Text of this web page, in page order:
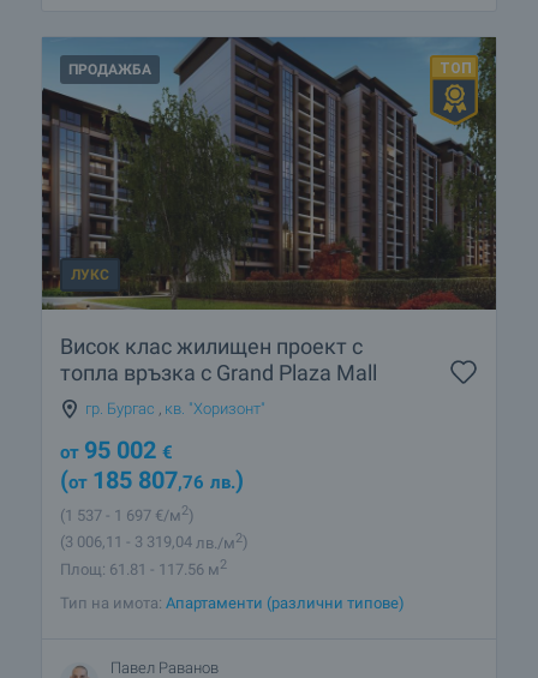
ПРОДАЖБА
ЛУКС
Висок клас жилищен проект с
топла връзка с Grand Plaza Mall
гр. Бургас кв. "Хоризонт"
от 95 002 €
(от 185 807,76 лв.)
(1 537 - 1 697 €/м2)
(3 006,11 - 3 319,04 лв./м2)
Площ: 61.81 - 117.56 м2
Тип на имота: Апартаменти (различни типове)
Павел Раванов